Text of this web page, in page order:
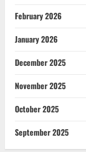
February 2026
January 2026
December 2025
November 2025
October 2025
September 2025